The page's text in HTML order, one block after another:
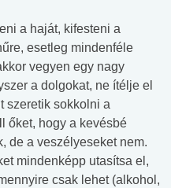
a haját, kifesteni a
esetleg mindenféle
vegyen egy nagy
a dolgokat, ne ítélje el
szeretik sokkolni a
őket, hogy a kevésbé
de a veszélyeseket nem.
mindenképp utasítsa el,
csak lehet (alkohol,